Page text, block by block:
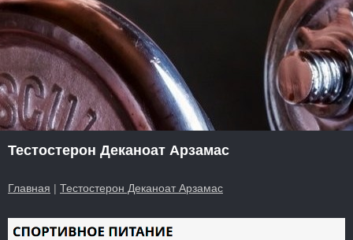
Тестостерон Деканоат Арзамас
Главная | Тестостерон Деканоат Арзамас